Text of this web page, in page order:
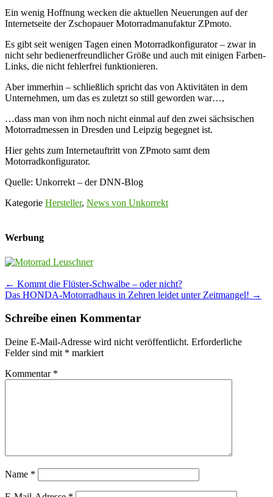
Ein wenig Hoffnung wecken die aktuellen Neuerungen auf der
Internetseite der Zschopauer Motorradmanufaktur ZPmoto.
Es gibt seit wenigen Tagen einen Motorradkonfigurator – zwar in
nicht sehr bedienerfreundlicher Größe und auch mit einigen Farben-
Links, die nicht fehlerfrei funktionieren.
Aber immerhin – schließlich spricht das von Aktivitäten in dem
Unternehmen, um das es zuletzt so still geworden war…,
…dass man von ihm noch nicht einmal auf den zwei sächsischen
Motorradmessen in Dresden und Leipzig begegnet ist.
Hier gehts zum Internetauftritt von ZPmoto samt dem
Motorradkonfigurator.
Quelle: Unkorrekt – der DNN-Blog
Kategorie Hersteller, News von Unkorrekt
Werbung
Post
navigation
← Kommt die Flüster-Schwalbe – oder nicht?
Das HONDA-Motorradhaus in Zehren leidet unter Zeitmangel! →
Schreibe einen Kommentar
Deine E-Mail-Adresse wird nicht veröffentlicht. Erforderliche
Felder sind mit * markiert
Kommentar *
Name *